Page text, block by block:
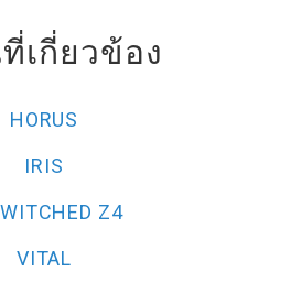
กี่ยวข้อง
HORUS
IRIS
Z4
VITAL